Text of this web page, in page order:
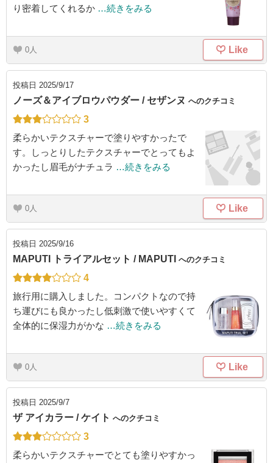
り密着してくれるか …続きをみる
0 Like
投稿日 2025/9/17
ノーズ＆アイブロウパウダー / セザンヌ へのクチコミ
3
柔らかいテクスチャーで塗りやすかったで
す。しっとりしたテクスチャーでとってもよ
かったし眉毛がナチュラ …続きをみる
0 Like
投稿日 2025/9/16
MAPUTI トライアルセット / MAPUTI へのクチコミ
4
旅行用に購入しました。コンパクトなので持
ち運びにも良かったし低刺激で使いやすくて
全体的に保湿力がかな …続きをみる
0 Like
投稿日 2025/9/7
ザ アイカラー / ケイト へのクチコミ
3
柔らかいテクスチャーでとても塗りやすかっ